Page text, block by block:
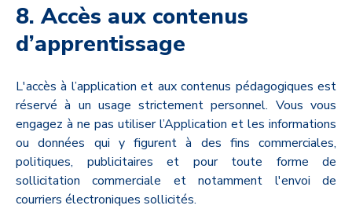
8. Accès aux contenus
d’apprentissage
L'accès à l’application et aux contenus pédagogiques est
réservé à un usage strictement personnel. Vous vous
engagez à ne pas utiliser l’Application et les informations
ou données qui y figurent à des fins commerciales,
politiques, publicitaires et pour toute forme de
sollicitation commerciale et notamment l'envoi de
courriers électroniques sollicités.